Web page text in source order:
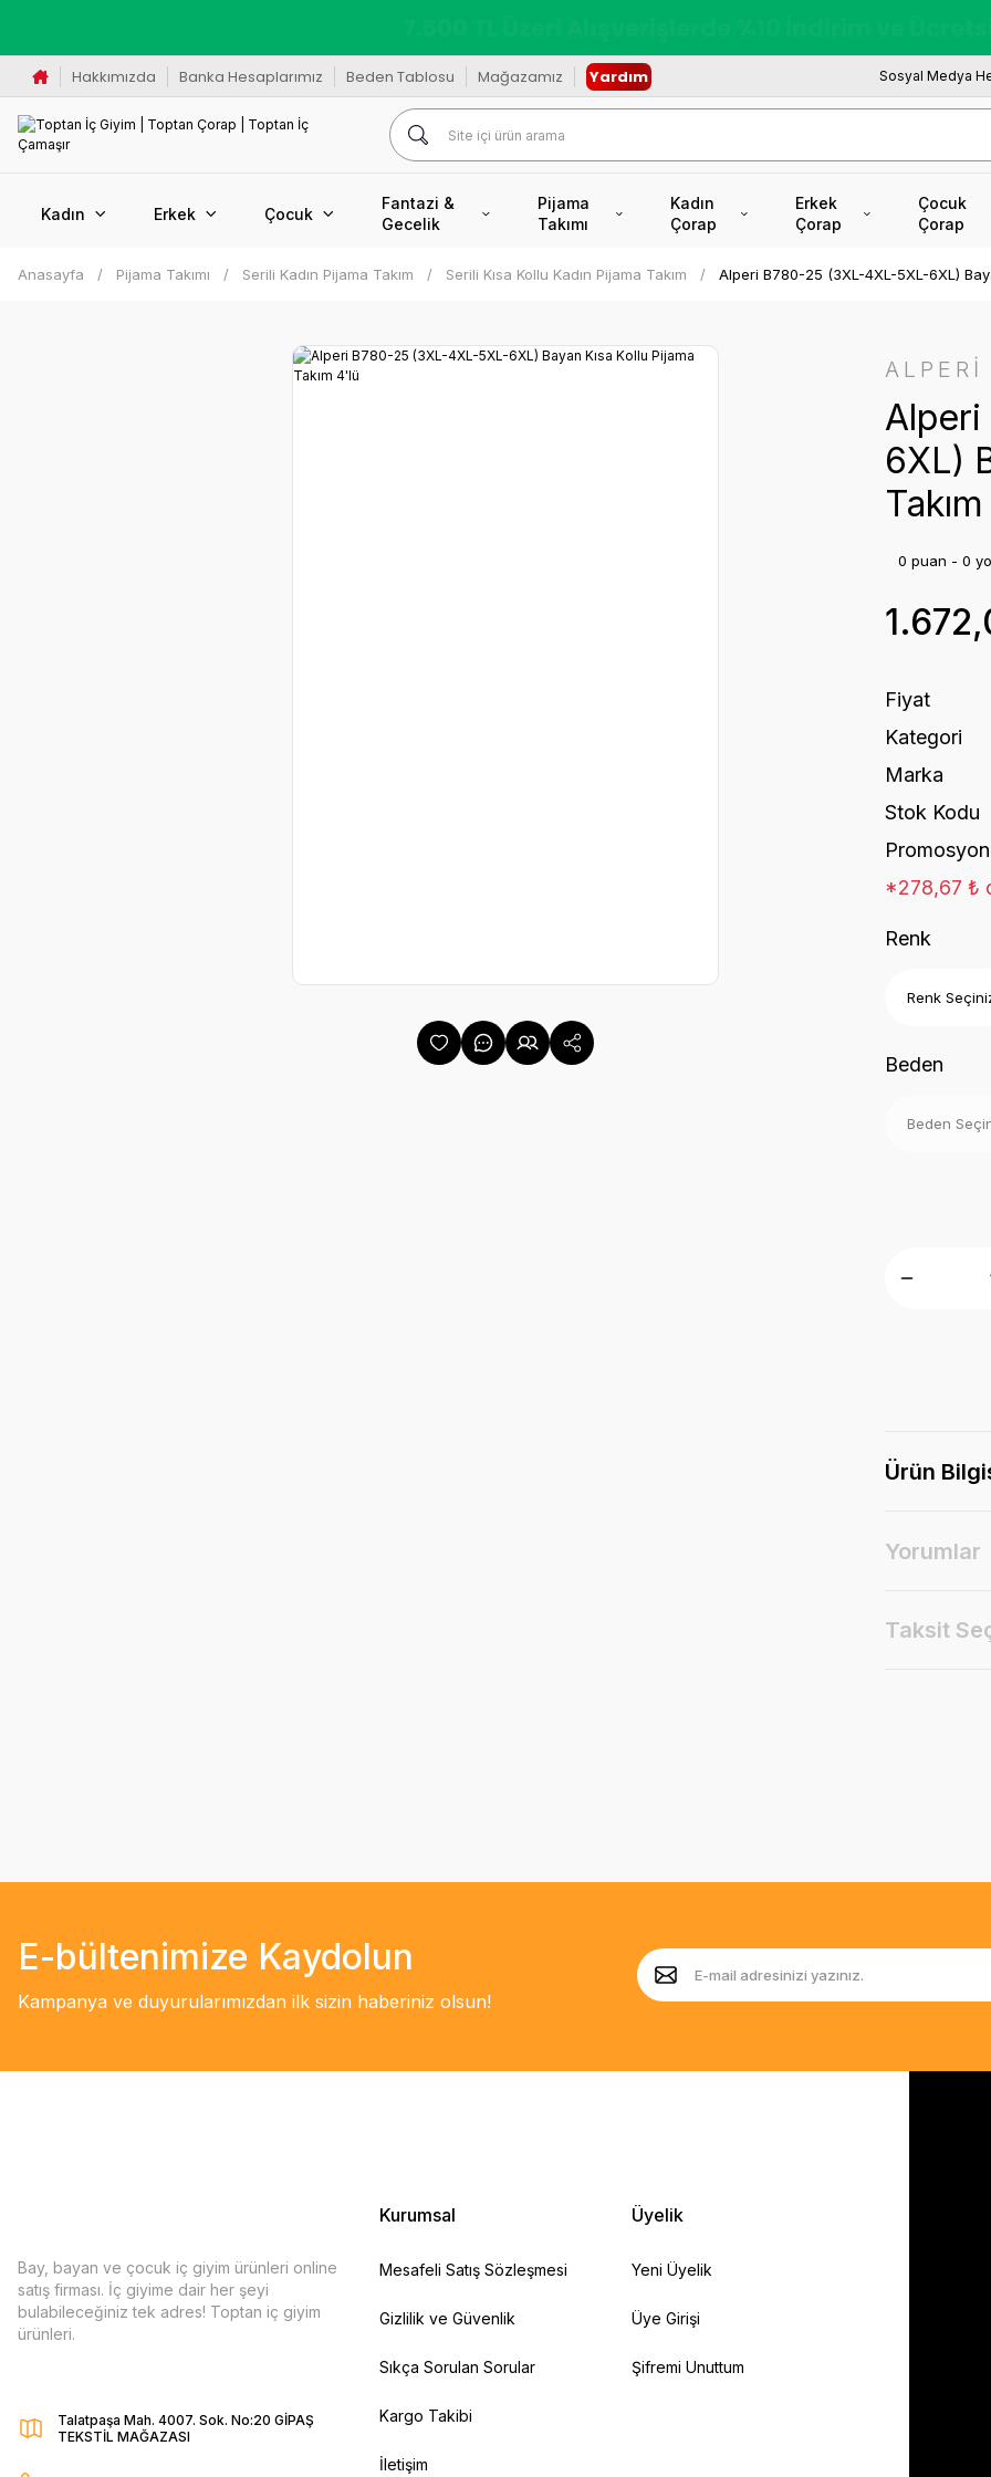
Hakkımızda Banka Hesaplarımız Beden Tablosu Mağazamız Yardım Sosyal Medya
Kadın Erkek Çocuk
Fantazi &
Gecelik
Pijama
Takımı
Kadın
Çorap
Erkek
Çorap
Çocuk
Çorap
Anasayfa Pijama Takımı Serili Kadın Pijama Takım Serili Kısa Kollu Kadın Pijama Takım Alperi B780-25 (3XL-4XL-5XL-6XL)
6XL)
0 puan - 0
Fiyat
Kategori
Marka
Stok Kodu
Promosyon
*278,67 ₺
Renk
Beden
Ürün
Yorumlar
Taksit
E-bültenimize Kaydolun
Kampanya ve duyurularımızdan ilk sizin haberiniz olsun!
Bay, bayan ve çocuk iç giyim ürünleri online
satış firması. İç giyime dair her şeyi
bulabileceğiniz tek adres! Toptan iç giyim
ürünleri.
Talatpaşa Mah. 4007. Sok. No:20 GİPAŞ
TEKSTİL MAĞAZASI
Kurumsal
Mesafeli Satış Sözleşmesi
Gizlilik ve Güvenlik
Sıkça Sorulan Sorular
Kargo Takibi
İletişim
Üyelik
Yeni Üyelik
Üye Girişi
Şifremi Unuttum